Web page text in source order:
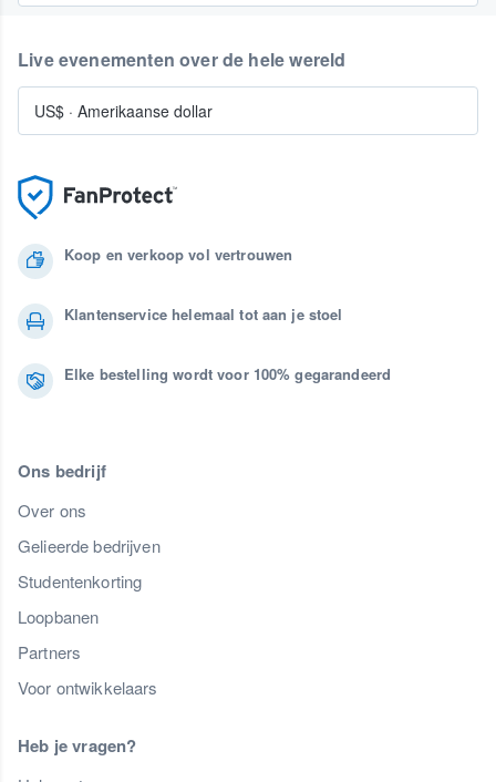
Koop en verkoop vol vertrouwen
Klantenservice helemaal tot aan je stoel
Elke bestelling wordt voor 100% gegarandeerd
Ons bedrijf
Over ons
Gelieerde bedrijven
Studentenkorting
Loopbanen
Partners
Voor ontwikkelaars
Heb je vragen?
Live evenementen over de hele wereld
US$ · Amerikaanse dollar